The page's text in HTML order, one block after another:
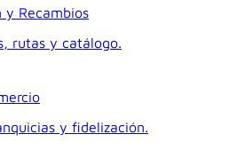
y Recambios
rutas y catálogo.
y fidelización.